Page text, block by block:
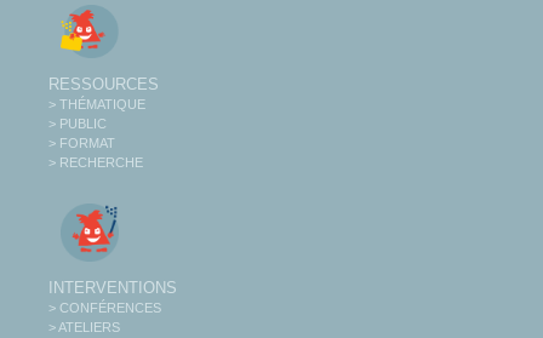
RESSOURCES
> THÉMATIQUE
> PUBLIC
> FORMAT
> RECHERCHE
INTERVENTIONS
> CONFÉRENCES
> ATELIERS